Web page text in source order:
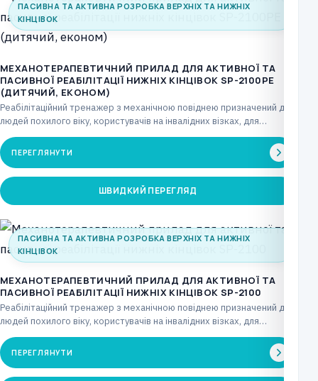
ПАСИВНА ТА АКТИВНА РОЗРОБКА ВЕРХНІХ ТА НИЖНІХ
КІНЦІВОК
МЕХАНОТЕРАПЕВТИЧНИЙ ПРИЛАД ДЛЯ АКТИВНОЇ ТА
ПАСИВНОЇ РЕАБІЛІТАЦІЇ НИЖНІХ КІНЦІВОК SP-2100РE
(ДИТЯЧИЙ, ЕКОНОМ)
Реабілітаційний тренажер з механічною повіднею призначений для
людей похилого віку, користувачів на інвалідних візках, для
лікувальних…
ПЕРЕГЛЯНУТИ
ШВИДКИЙ ПЕРЕГЛЯД
ПАСИВНА ТА АКТИВНА РОЗРОБКА ВЕРХНІХ ТА НИЖНІХ
КІНЦІВОК
МЕХАНОТЕРАПЕВТИЧНИЙ ПРИЛАД ДЛЯ АКТИВНОЇ ТА
ПАСИВНОЇ РЕАБІЛІТАЦІЇ НИЖНІХ КІНЦІВОК SP-2100
Реабілітаційний тренажер з механічною повіднею призначений для
людей похилого віку, користувачів на інвалідних візках, для
лікувальних…
ПЕРЕГЛЯНУТИ